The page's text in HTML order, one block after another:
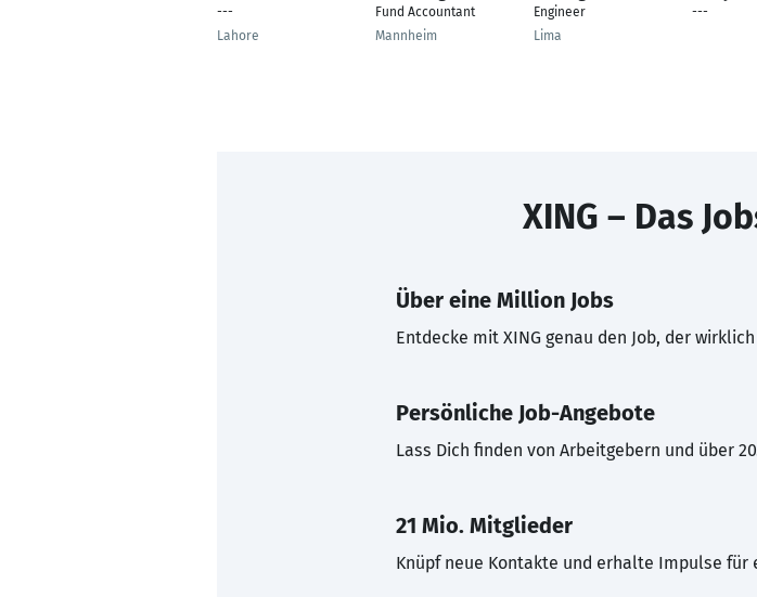
---
Lahore
Fund Accountant
Mannheim
Engineer
Lima
---
XING – Das
Über eine Million Jobs
Entdecke mit XING genau den Job, der
Persönliche Job-Angebote
Lass Dich finden von Arbeitgebern und über
21 Mio. Mitglieder
Knüpf neue Kontakte und erhalte Impulse für